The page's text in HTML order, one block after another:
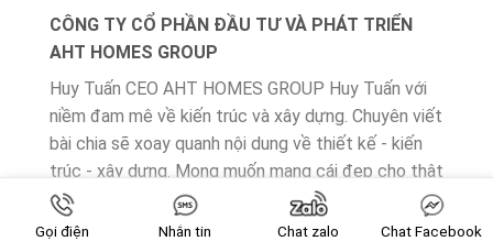
CÔNG TY CỔ PHẦN ĐẦU TƯ VÀ PHÁT TRIỂN
AHT HOMES GROUP
Huy Tuấn CEO AHT HOMES GROUP Huy Tuấn với
niềm đam mê về kiến trúc và xây dựng. Chuyên viết
bài chia sẽ xoay quanh nội dung về thiết kế - kiến
trúc - xây dựng. Mong muốn mang cái đẹp cho thật
nhiều ngôi nhà.Thi công xây dựng công trình thực
tế đòi hỏi sự cân bằng giữa rất nhiều yếu tố: Kiến
Gọi điện Nhắn tin Chat zalo Chat Facebook